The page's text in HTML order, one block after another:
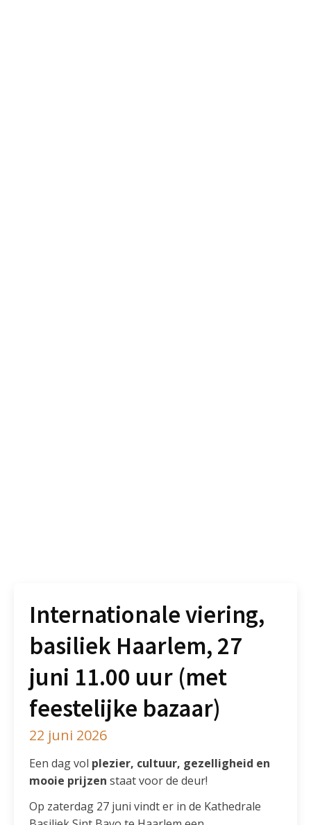
Internationale viering,
basiliek Haarlem, 27
juni 11.00 uur (met
feestelijke bazaar)
22 juni 2026
Een dag vol plezier, cultuur, gezelligheid en
mooie prijzen staat voor de deur!
Op zaterdag 27 juni vindt er in de Kathedrale